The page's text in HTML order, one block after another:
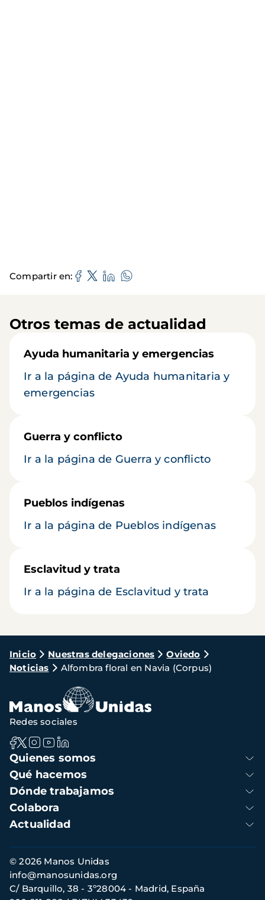
Compartir en
Otros temas de actualidad
Ayuda humanitaria y emergencias
Ir a la página de Ayuda humanitaria y
emergencias
Guerra y conflicto
Ir a la página de Guerra y conflicto
Pueblos indígenas
Ir a la página de Pueblos indígenas
Esclavitud y trata
Ir a la página de Esclavitud y trata
Ruta
de
navegación
Inicio Nuestras delegaciones
Oviedo
Noticias
Alfombra floral en Navia (Corpus)
Navegación
principal
Quienes somos
Qué hacemos
Dónde trabajamos
Colabora
Actualidad
Redes sociales
Información
de
contacto
© 2026 Manos Unidas
C/ Barquillo, 38 - 3º28004 - Madrid, España
info@manosunidas.org